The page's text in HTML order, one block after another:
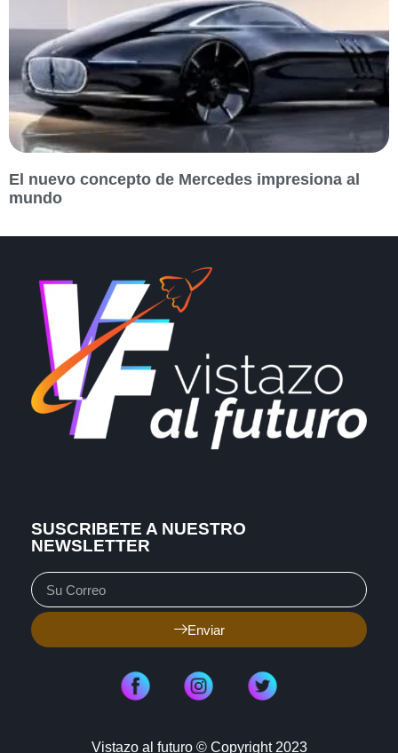
El nuevo concepto de Mercedes impresiona al
mundo
SUSCRIBETE A NUESTRO
NEWSLETTER
Enviar
Vistazo al futuro © Copyright 2023